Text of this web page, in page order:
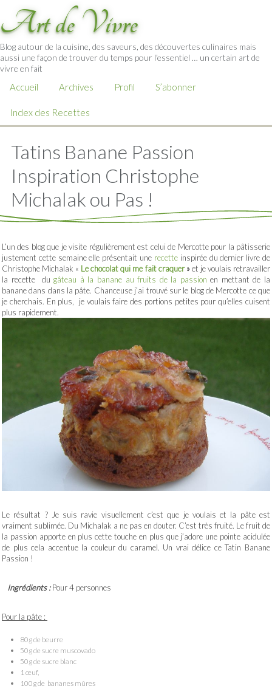
Art de Vivre
Blog autour de la cuisine, des saveurs, des découvertes culinaires mais
aussi une façon de trouver du temps pour l'essentiel … un certain art de
vivre en fait
Accueil Archives Profil S’abonner
Index des Recettes
Tatins Banane Passion
Inspiration Christophe
Michalak ou Pas !
L’un des blog que je visite régulièrement est celui de Mercotte pour la pâtisserie
justement cette semaine elle présentait une recetteinspirée du dernier livre de
Christophe Michalak « Le chocolat qui me fait craquer»et je voulais retravailler
la recette dugâteau à la banane au fruits de la passion en mettant de la
banane dans dans la pâte. Chanceuse j’ai trouvé sur le blog de Mercotte ce que
je cherchais. En plus, je voulais faire des portions petites pour qu’elles cuisent
plus rapidement.
Le résultat ? Je suis ravie visuellement c’est que je voulais et la pâte est
vraiment sublimée. Du Michalak a ne pas en douter. C’est très fruité. Le fruit de
la passion apporte en plus cette touche en plus que j’adore une pointe acidulée
de plus cela accentue la couleur du caramel. Un vrai délice ce Tatin Banane
Passion !
Ingrédients : Pour 4 personnes
Pour la pâte :
80g de beurre
50g de sucre muscovado
50g de sucre blanc
1 œuf,
100g de bananes mûres